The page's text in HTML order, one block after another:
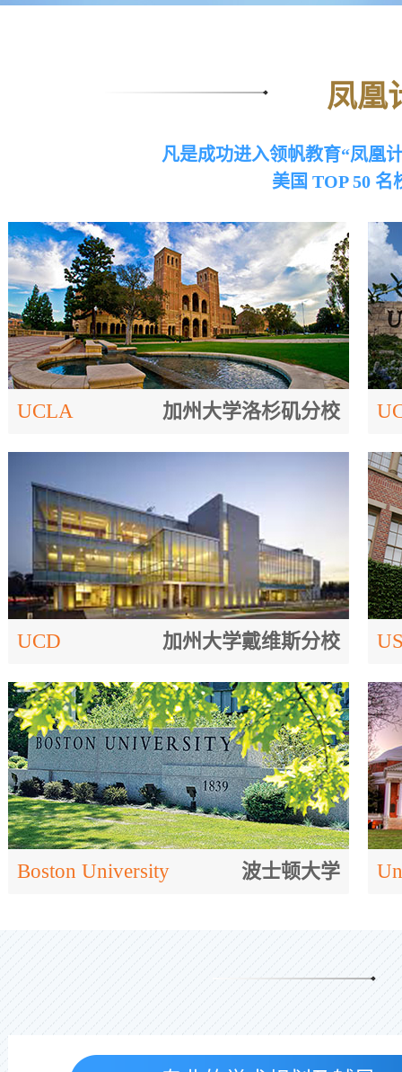
凤凰
凡是成功进入领帆教育“凤凰
美国 TOP 50
UCLA 加州大学洛杉矶分校
UCD 加州大学戴维斯分校
Boston University 波士顿大学